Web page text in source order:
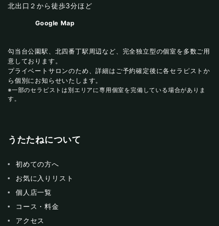
北出口２から徒歩3分ほど
Google Map
勾当台公園駅、北四番丁駅周辺など、完全独立型の個室を多数ご用
意しております。
プライベートサロンのため、詳細はご予約確定後に各セラピストか
ら個別にお知らせいたします。
※一部のセラピストは別エリアに専用個室を完備している場合がありま
す。
うたたねについて
初めての方へ
お気に入りリスト
個人店一覧
コース・料金
アクセス